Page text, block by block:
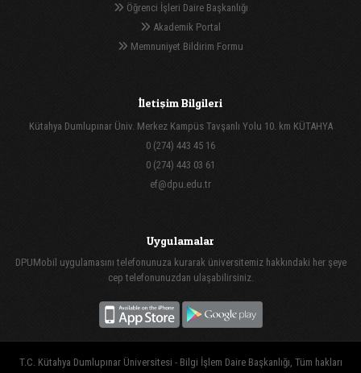
Öğrenci İşleri Daire Başkanlığı
Akademik Portal
Memnuniyet Bildirim Formu
İletişim Bilgileri
Kütahya Dumlupınar Üniv. Merkez Kampüs Tavşanlı Yolu 10. km KÜTAHYA
0 (274) 443 45 16
0 (274) 443 03 61
ef@dpu.edu.tr
Uygulamalar
DPUMobil uygulamasını telefonunuza kurarak üniversitemiz hakkındaki her şeye
cep telefonunuzdan ulaşabilirsiniz.
T.C. Kütahya Dumlupınar Üniversitesi - Bilgi İşlem Daire Başkanlığı, Tüm hakları